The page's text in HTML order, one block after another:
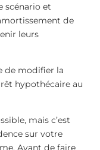
scénario et
de
leurs
de modifier la
hypothécaire au
mais c’est
sur votre
Avant de faire